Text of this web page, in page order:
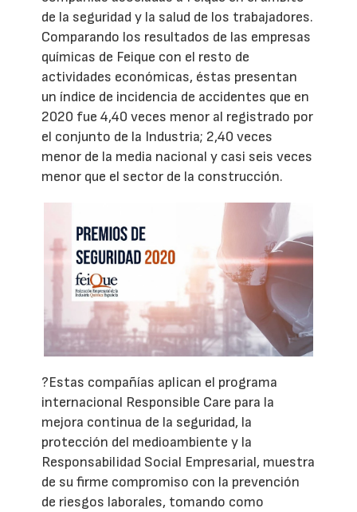
de la seguridad y la salud de los trabajadores.
Comparando los resultados de las empresas
químicas de Feique con el resto de
actividades económicas, éstas presentan
un índice de incidencia de accidentes que en
2020 fue 4,40 veces menor al registrado por
el conjunto de la Industria; 2,40 veces
menor de la media nacional y casi seis veces
menor que el sector de la construcción.
?Estas compañías aplican el programa
internacional Responsible Care para la
mejora continua de la seguridad, la
protección del medioambiente y la
Responsabilidad Social Empresarial, muestra
de su firme compromiso con la prevención
de riesgos laborales, tomando como